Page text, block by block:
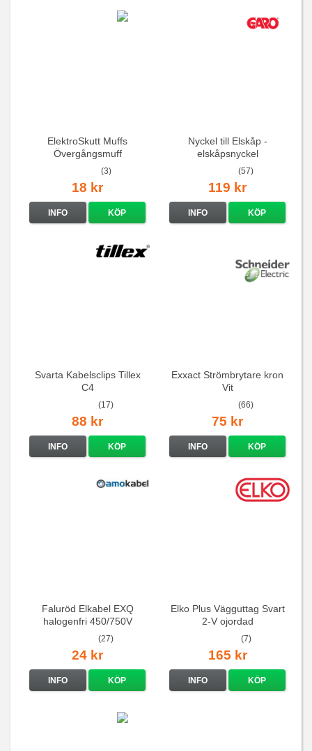
ElektroSkutt Muffs
Övergångsmuff
(3)
18 kr
INFO KÖP
Nyckel till Elskåp -
elskåpsnyckel
(57)
119 kr
INFO KÖP
Svarta Kabelsclips Tillex
C4
(17)
88 kr
INFO KÖP
Exxact Strömbrytare kron
Vit
(66)
75 kr
INFO KÖP
Faluröd Elkabel EXQ
halogenfri 450/750V
(27)
24 kr
INFO KÖP
Elko Plus Vägguttag Svart
2-V ojordad
(7)
165 kr
INFO KÖP